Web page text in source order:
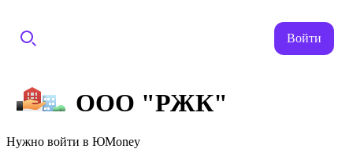
Войти
ООО "РЖК"
Нужно войти в ЮMoney